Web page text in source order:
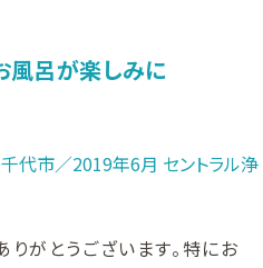
風呂が楽しみに
代市／2019年6月 セントラル浄
がとうございます。特にお